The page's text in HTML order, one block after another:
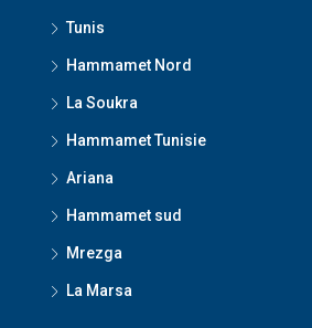
Tunis
Hammamet Nord
La Soukra
Hammamet Tunisie
Ariana
Hammamet sud
Mrezga
La Marsa